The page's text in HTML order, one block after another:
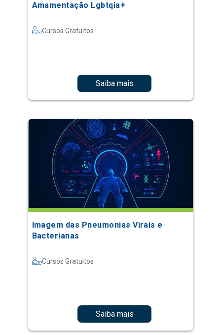
Amamentação Lgbtqia+
Cursos Gratuitos
Saiba mais
Imagem das Pneumonias Virais e
Bacterianas
Cursos Gratuitos
Saiba mais